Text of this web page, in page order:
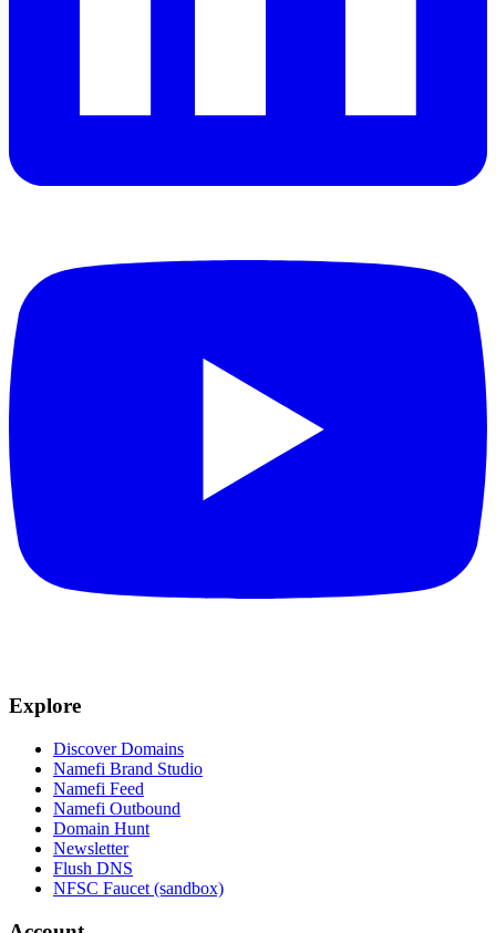
Explore
Discover Domains
Namefi Brand Studio
Namefi Feed
Namefi Outbound
Domain Hunt
Newsletter
Flush DNS
NFSC Faucet (sandbox)